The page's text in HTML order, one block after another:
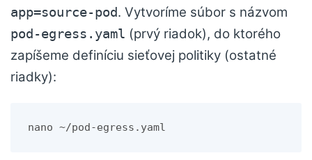
app=source-pod. Vytvoríme súbor s názvom
pod-egress.yaml (prvý riadok), do ktorého
zapíšeme definíciu sieťovej politiky (ostatné
riadky):
nano ~/pod-egress.yaml